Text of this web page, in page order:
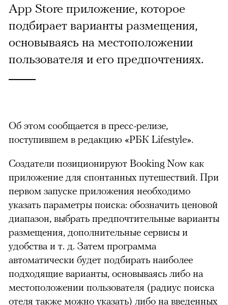
App Store приложение, которое
подбирает варианты размещения,
основываясь на местоположении
пользователя и его предпочтениях.
Об этом сообщается в пресс-релизе,
поступившем в редакцию «РБК Lifestyle».
Создатели позиционируют Booking Now как
приложение для спонтанных путешествий. При
первом запуске приложения необходимо
указать параметры поиска: обозначить ценовой
диапазон, выбрать предпочтительные варианты
размещения, дополнительные сервисы и
удобства и т. д. Затем программа
автоматически будет подбирать наиболее
подходящие варианты, основываясь либо на
местоположении пользователя (радиус поиска
отеля также можно указать) либо на введенных